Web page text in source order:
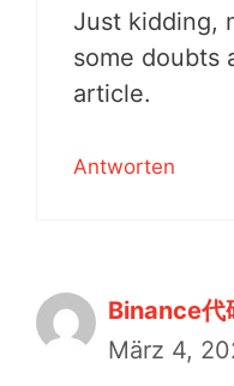
Just kidding,
some doubts
article.
Antworten
Binance代
März 4,